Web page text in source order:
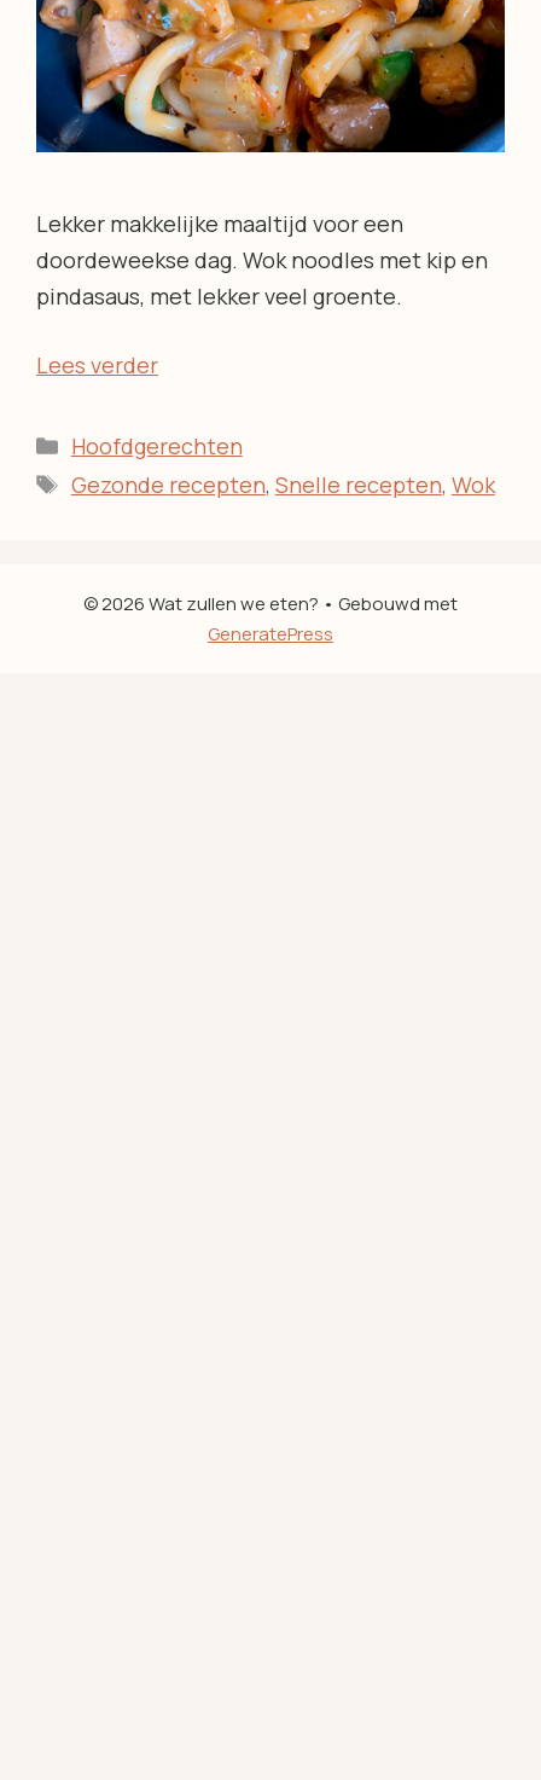
Lekker makkelijke maaltijd voor een
doordeweekse dag. Wok noodles met kip en
pindasaus, met lekker veel groente.
Lees verder
Categorieën
Hoofdgerechten
Tags
Gezonde recepten, Snelle recepten, Wok
© 2026 Wat zullen we eten? • Gebouwd met
GeneratePress